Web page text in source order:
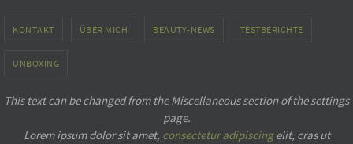
KONTAKT ÜBER MICH BEAUTY-NEWS TESTBERICHTE
UNBOXING
This text can be changed from the Miscellaneous section of the settings
page.
Lorem ipsumdolor sit amet, consectetur adipiscingelit, cras ut